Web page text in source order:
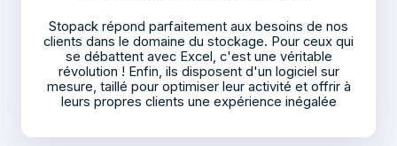
Stopack répond parfaitement aux besoins de nos
clients dans le domaine du stockage. Pour ceux qui
se débattent avec Excel, c'est une véritable
révolution ! Enfin, ils disposent d'un logiciel sur
mesure, taillé pour optimiser leur activité et offrir à
leurs propres clients une expérience inégalée